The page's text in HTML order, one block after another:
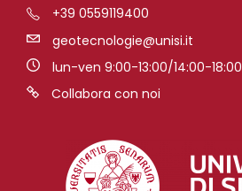
+39 0559119400
geotecnologie@unisi.it
lun-ven 9:00-13:00/14:00-18:00
Collabora con noi